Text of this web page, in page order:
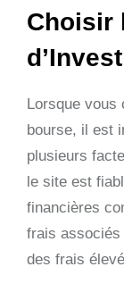
Choisir
Lorsque vous
bourse, il est
plusieurs
le site est
financières
frais associés
des frais